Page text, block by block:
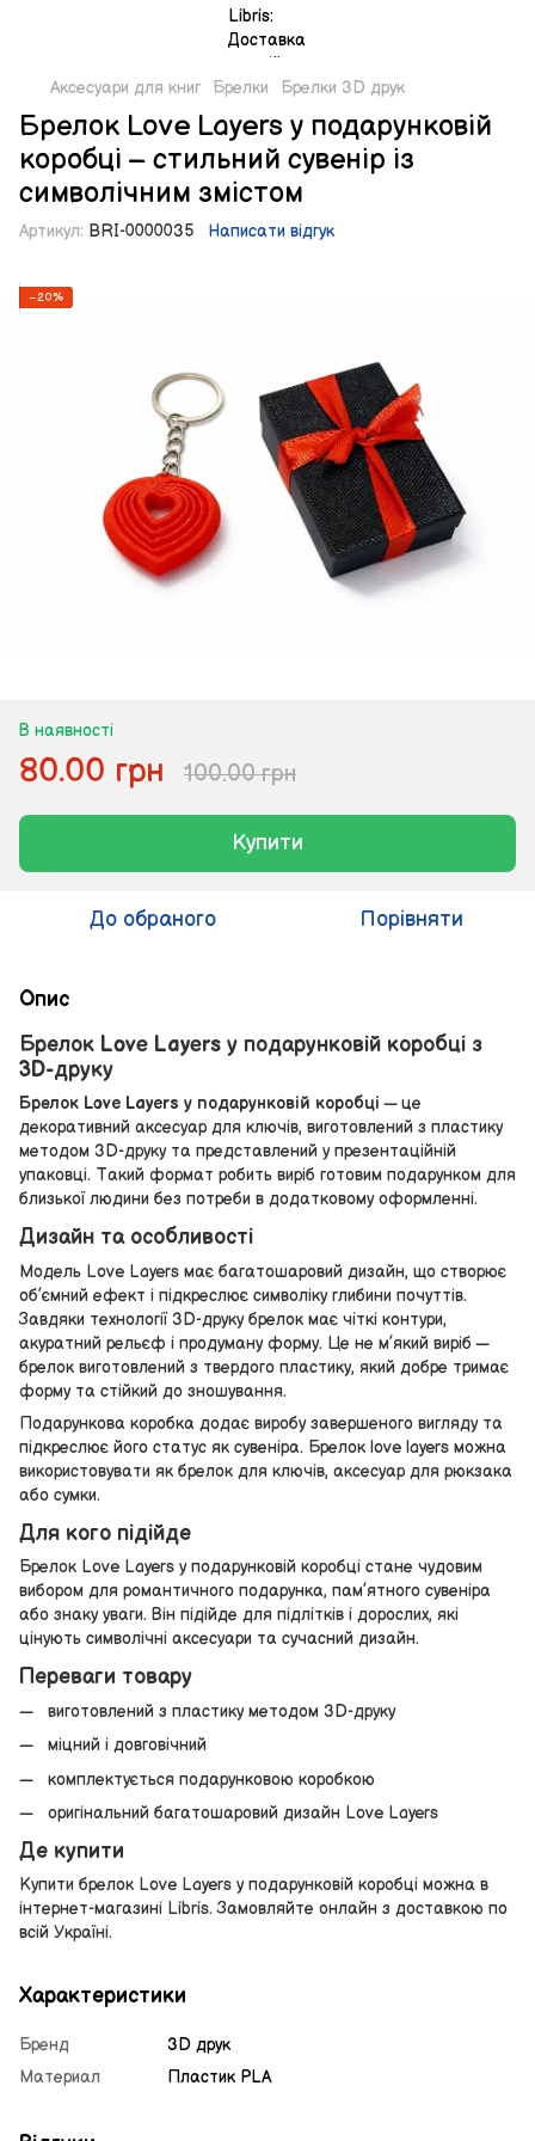
Аксесуари для книг Брелки Брелки 3D друк
Брелок Love Layers у подарунковій
коробці – стильний сувенір із
символічним змістом
Артикул: BRI-0000035 Написати відгук
−20%
В наявності
80.00 грн 100.00 грн
Купити
До обраного Порівняти
Опис
Брелок Love Layers у подарунковій коробці з
3D-друку
Брелок Love Layers у подарунковій коробці — це
декоративний аксесуар для ключів, виготовлений з пластику
методом 3D-друку та представлений у презентаційній
упаковці. Такий формат робить виріб готовим подарунком для
близької людини без потреби в додатковому оформленні.
Дизайн та особливості
Модель Love Layers має багатошаровий дизайн, що створює
об’ємний ефект і підкреслює символіку глибини почуттів.
Завдяки технології 3D-друку брелок має чіткі контури,
акуратний рельєф і продуману форму. Це не м’який виріб —
брелок виготовлений з твердого пластику, який добре тримає
форму та стійкий до зношування.
Подарункова коробка додає виробу завершеного вигляду та
підкреслює його статус як сувеніра. Брелок love layers можна
використовувати як брелок для ключів, аксесуар для рюкзака
або сумки.
Для кого підійде
Брелок Love Layers у подарунковій коробці стане чудовим
вибором для романтичного подарунка, пам’ятного сувеніра
або знаку уваги. Він підійде для підлітків і дорослих, які
цінують символічні аксесуари та сучасний дизайн.
Переваги товару
виготовлений з пластику методом 3D-друку
міцний і довговічний
комплектується подарунковою коробкою
оригінальний багатошаровий дизайн Love Layers
Де купити
Купити брелок Love Layers у подарунковій коробці можна в
інтернет-магазині Libris. Замовляйте онлайн з доставкою по
всій Україні.
Характеристики
Бренд
3D друк
Материал
Пластик PLA